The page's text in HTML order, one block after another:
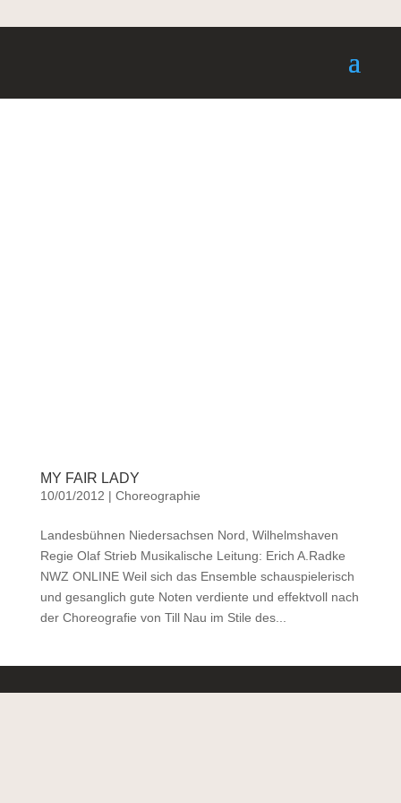
MY FAIR LADY
10/01/2012 | Choreographie
Landesbühnen Niedersachsen Nord, Wilhelmshaven
Regie Olaf Strieb Musikalische Leitung: Erich A.Radke
NWZ ONLINE Weil sich das Ensemble schauspielerisch
und gesanglich gute Noten verdiente und effektvoll nach
der Choreografie von Till Nau im Stile des...